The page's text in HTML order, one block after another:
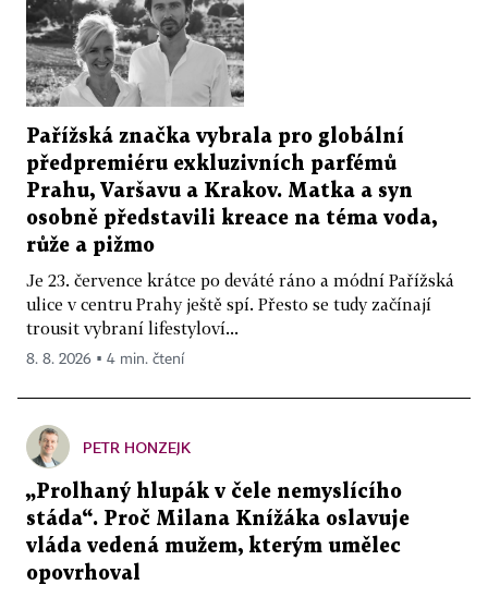
Pařížská značka vybrala pro globální
předpremiéru exkluzivních parfémů
Prahu, Varšavu a Krakov. Matka a syn
osobně představili kreace na téma voda,
růže a pižmo
Je 23. července krátce po deváté ráno a módní Pařížská
ulice v centru Prahy ještě spí. Přesto se tudy začínají
trousit vybraní lifestyloví...
8. 8. 2026 ▪ 4 min. čtení
PETR HONZEJK
„Prolhaný hlupák v čele nemyslícího
stáda“. Proč Milana Knížáka oslavuje
vláda vedená mužem, kterým umělec
opovrhoval